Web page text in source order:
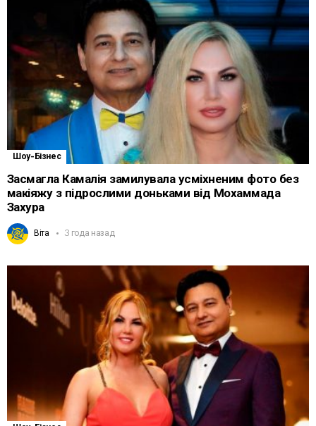
Шоу-Бізнес
Засмагла Камалія замилувала усміхненим фото без
макіяжу з підрослими доньками від Мохаммада
Захура
Віта 3 года назад